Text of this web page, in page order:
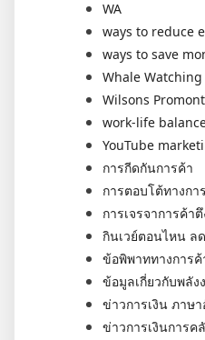
WA
ways to reduce
ways to save
Whale Watching
Wilsons
work-life
YouTube
การกีดกันการค้า
การตอบโต้ทางกา
การเจรจาการค้า
กินเวย์ตอนไหน ล
ข้อพิพาททางการค้
ข้อมูลเกี่ยวกับพลัง
ข่าวการเงิน ภาษ
ข่าวการเงินการค